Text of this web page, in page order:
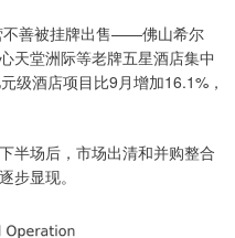
不善被挂牌出售——佛山希尔
天堂洲际等老牌五星酒店集中
级酒店项目比9月增加16.1%，
半场后，市场出清和并购整合
步显现。